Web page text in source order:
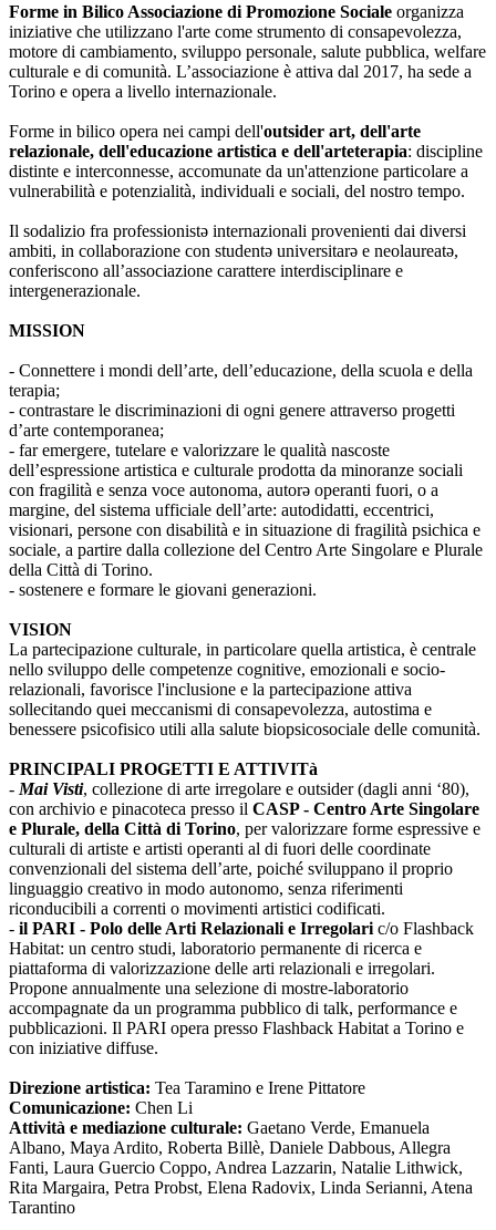
Forme in Bilico Associazione di Promozione Sociale organizza
iniziative che utilizzano l'arte come strumento di consapevolezza,
motore di cambiamento, sviluppo personale, salute pubblica, welfare
culturale e di comunità. L’associazione è attiva dal 2017, ha sede a
Torino e opera a livello internazionale.
Forme in bilico opera nei campi dell'outsider art, dell'arte
relazionale, dell'educazione artistica e dell'arteterapia: discipline
distinte e interconnesse, accomunate da un'attenzione particolare a
vulnerabilità e potenzialità, individuali e sociali, del nostro tempo.
Il sodalizio fra professionistə internazionali provenienti dai diversi
ambiti, in collaborazione con studentə universitarə e neolaureatə,
conferiscono all’associazione carattere interdisciplinare e
intergenerazionale.
MISSION
- Connettere i mondi dell’arte, dell’educazione, della scuola e della
terapia;
- contrastare le discriminazioni di ogni genere attraverso progetti
d’arte contemporanea;
- far emergere, tutelare e valorizzare le qualità nascoste
dell’espressione artistica e culturale prodotta da minoranze sociali
con fragilità e senza voce autonoma, autorə operanti fuori, o a
margine, del sistema ufficiale dell’arte: autodidatti, eccentrici,
visionari, persone con disabilità e in situazione di fragilità psichica e
sociale, a partire dalla collezione del Centro Arte Singolare e Plurale
della Città di Torino.
- sostenere e formare le giovani generazioni.
VISION
La partecipazione culturale, in particolare quella artistica, è centrale
nello sviluppo delle competenze cognitive, emozionali e socio-
relazionali, favorisce l'inclusione e la partecipazione attiva
sollecitando quei meccanismi di consapevolezza, autostima e
benessere psicofisico utili alla salute biopsicosociale delle comunità.
PRINCIPALI PROGETTI E ATTIVITà
- Mai Visti, collezione di arte irregolare e outsider (dagli anni ‘80),
con archivio e pinacoteca presso il CASP - Centro Arte Singolare
e Plurale, della Città di Torino, per valorizzare forme espressive e
culturali di artiste e artisti operanti al di fuori delle coordinate
convenzionali del sistema dell’arte, poiché sviluppano il proprio
linguaggio creativo in modo autonomo, senza riferimenti
riconducibili a correnti o movimenti artistici codificati.
- il PARI - Polo delle Arti Relazionali e Irregolari c/o Flashback
Habitat: un centro studi, laboratorio permanente di ricerca e
piattaforma di valorizzazione delle arti relazionali e irregolari.
Propone annualmente una selezione di mostre-laboratorio
accompagnate da un programma pubblico di talk, performance e
pubblicazioni. Il PARI opera presso Flashback Habitat a Torino e
con iniziative diffuse.
Direzione artistica: Tea Taramino e Irene Pittatore
Comunicazione: Chen Li
Attività e mediazione culturale: Gaetano Verde, Emanuela
Albano, Maya Ardito, Roberta Billè, Daniele Dabbous, Allegra
Fanti, Laura Guercio Coppo, Andrea Lazzarin, Natalie Lithwick,
Rita Margaira, Petra Probst, Elena Radovix, Linda Serianni, Atena
Tarantino